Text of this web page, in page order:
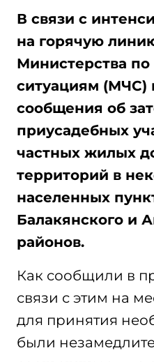
В связи с
на горячую линию
Министерства
ситуациям (МЧС)
сообщения об
приусадебных
частных жилых
территорий в
населенных
Балакянского и
районов.
Как сообщили в
связи с этим на
для принятия
были